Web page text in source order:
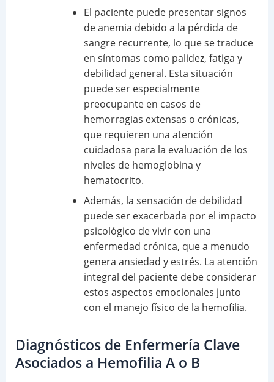
El paciente puede presentar signos
de anemia debido a la pérdida de
sangre recurrente, lo que se traduce
en síntomas como palidez, fatiga y
debilidad general. Esta situación
puede ser especialmente
preocupante en casos de
hemorragias extensas o crónicas,
que requieren una atención
cuidadosa para la evaluación de los
niveles de hemoglobina y
hematocrito.
Además, la sensación de debilidad
puede ser exacerbada por el impacto
psicológico de vivir con una
enfermedad crónica, que a menudo
genera ansiedad y estrés. La atención
integral del paciente debe considerar
estos aspectos emocionales junto
con el manejo físico de la hemofilia.
Diagnósticos de Enfermería Clave
Asociados a Hemofilia A o B